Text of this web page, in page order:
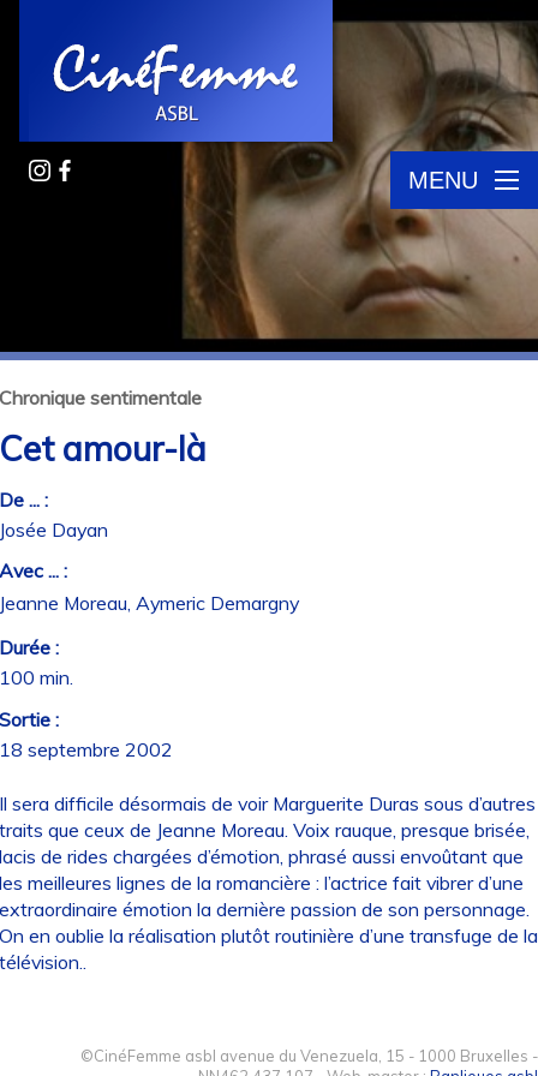
MENU
sentimentale
amour-là
... :
Dayan
... :
Moreau, Aymeric Demargny
:
min.
:
septembre 2002
sera difficile désormais de voir Marguerite Duras sous d’autres
que ceux de Jeanne Moreau. Voix rauque, presque brisée,
de rides chargées d’émotion, phrasé aussi envoûtant que
meilleures lignes de la romancière : l’actrice fait vibrer d’une
émotion la dernière passion de son personnage.
en oublie la réalisation plutôt routinière d’une transfuge de la
©CinéFemme asbl avenue du Venezuela, 15 - 1000 Bruxelles -